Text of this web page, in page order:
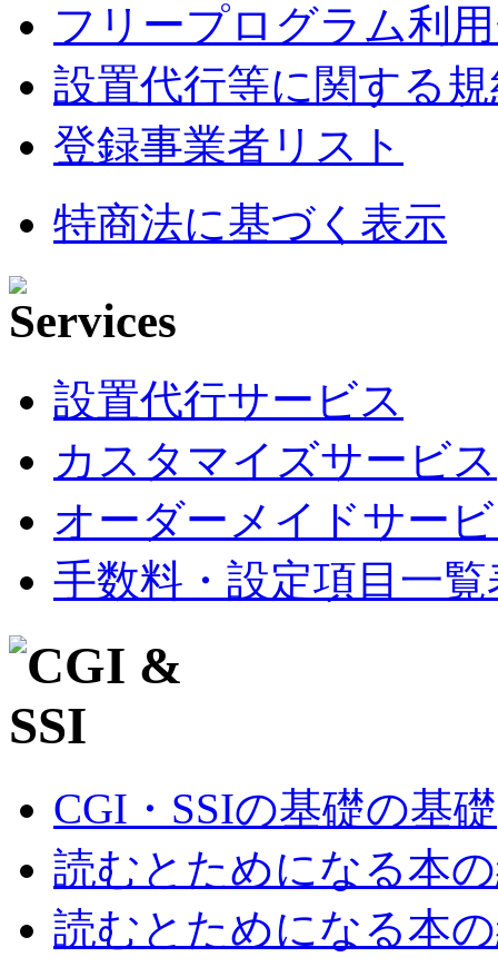
フリープログラム利
設置代行等に関する
登録事業者リスト
特商法に基づく表示
設置代行サービス
カスタマイズサービス
オーダーメイドサー
手数料・設定項目一覧
CGI・SSIの基礎の基礎
読むとためになる本
読むとためになる本